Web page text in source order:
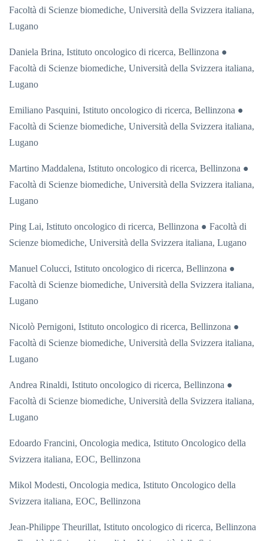
Facoltà di Scienze biomediche, Università della Svizzera italiana,
Lugano
Daniela Brina, Istituto oncologico di ricerca, Bellinzona ●
Facoltà di Scienze biomediche, Università della Svizzera italiana,
Lugano
Emiliano Pasquini, Istituto oncologico di ricerca, Bellinzona ●
Facoltà di Scienze biomediche, Università della Svizzera italiana,
Lugano
Martino Maddalena, Istituto oncologico di ricerca, Bellinzona ●
Facoltà di Scienze biomediche, Università della Svizzera italiana,
Lugano
Ping Lai, Istituto oncologico di ricerca, Bellinzona ● Facoltà di
Scienze biomediche, Università della Svizzera italiana, Lugano
Manuel Colucci, Istituto oncologico di ricerca, Bellinzona ●
Facoltà di Scienze biomediche, Università della Svizzera italiana,
Lugano
Nicolò Pernigoni, Istituto oncologico di ricerca, Bellinzona ●
Facoltà di Scienze biomediche, Università della Svizzera italiana,
Lugano
Andrea Rinaldi, Istituto oncologico di ricerca, Bellinzona ●
Facoltà di Scienze biomediche, Università della Svizzera italiana,
Lugano
Edoardo Francini, Oncologia medica, Istituto Oncologico della
Svizzera italiana, EOC, Bellinzona
Mikol Modesti, Oncologia medica, Istituto Oncologico della
Svizzera italiana, EOC, Bellinzona
Jean-Philippe Theurillat, Istituto oncologico di ricerca, Bellinzona